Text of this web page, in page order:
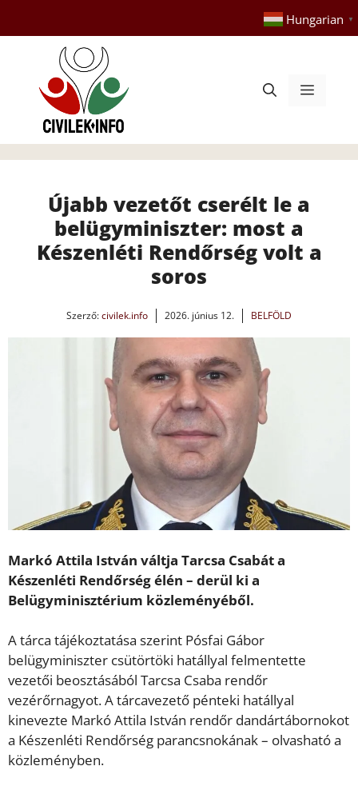
tartalomba
Hungarian ▼
Menü
Újabb vezetőt cserélt le a
belügyminiszter: most a
Készenléti Rendőrség volt a
soros
Szerző:civilek.info 2026. június 12. BELFÖLD
Markó Attila István váltja Tarcsa Csabát a
Készenléti Rendőrség élén – derül ki a
Belügyminisztérium közleményéből.
A tárca tájékoztatása szerint Pósfai Gábor
belügyminiszter csütörtöki hatállyal felmentette
vezetői beosztásából Tarcsa Csaba rendőr
vezérőrnagyot. A tárcavezető pénteki hatállyal
kinevezte Markó Attila István rendőr dandártábornokot
a Készenléti Rendőrség parancsnokának – olvasható a
közleményben.